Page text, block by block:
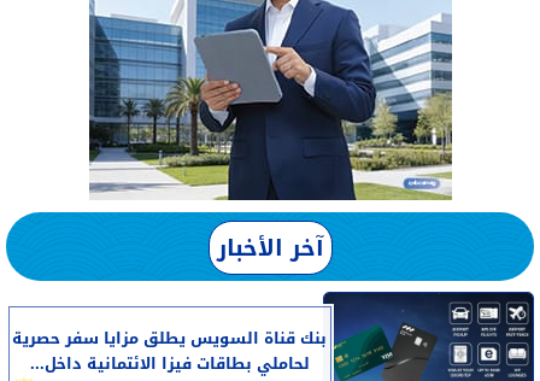
آخر الأخبار
بنك قناة السويس يطلق مزايا سفر حصرية
لحاملي بطاقات فيزا الائتمانية داخل...